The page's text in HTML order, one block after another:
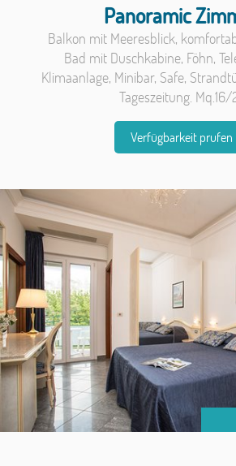
Panoramic
Balkon mit Meeresblick,
Bad mit Duschkabine, Föhn,
Klimaanlage, Minibar, Safe,
Tageszeitung. Mq.16/
Verfügbarkeit prufen